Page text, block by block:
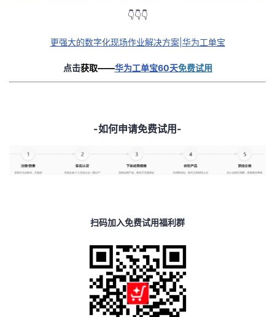
👇👇👇
更强大的数字化现场作业解决方案| 华为工单宝
点击获取——华为工单宝60天免费试用
-如何申请免费试用-
扫码加入免费试用福利群